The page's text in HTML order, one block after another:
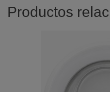
Productos